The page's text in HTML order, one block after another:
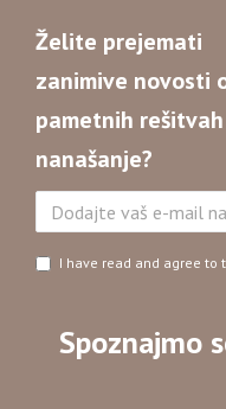
Želite prejemati
zanimive novosti
pametnih
nanašanje?
I have read and agree to
Spoznajmo